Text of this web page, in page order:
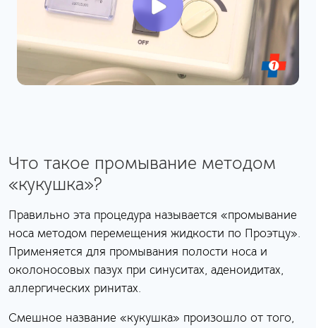
Что такое промывание методом
«кукушка»?
Правильно эта процедура называется «промывание
носа методом перемещения жидкости по Проэтцу».
Применяется для промывания полости носа и
околоносовых пазух при синуситах, аденоидитах,
аллергических ринитах.
Смешное название «кукушка» произошло от того,